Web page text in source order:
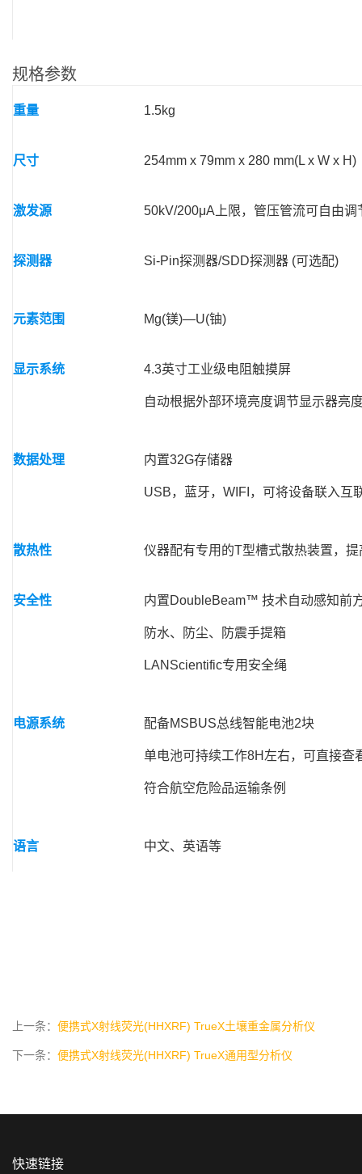
规格参数
重量 1.5kg
尺寸 254mm x 79mm x 280 mm(L x W x H)
激发源 50kV/200μA上限，管压管流可自由
探测器 Si-Pin探测器/SDD探测器 (可选配)
元素范围 Mg(镁)—U(铀)
显示系统 4.3英寸工业级电阻触摸屏
自动根据外部环境亮度调节显示器亮
数据处理 内置32G存储器
USB，蓝牙，WIFI，可将设备联入互
散热性 仪器配有专用的T型槽式散热装置，
安全性 内置DoubleBeam™ 技术自动感知前
防水、防尘、防震手提箱
LANScientific专用安全绳
电源系统 配备MSBUS总线智能电池2块
单电池可持续工作8H左右，可直接查
符合航空危险品运输条例
语言 中文、英语等
上一条： 便携式X射线荧光(HHXRF) TrueX土壤重金属分析仪
下一条： 便携式X射线荧光(HHXRF) TrueX通用型分析仪
快速链接